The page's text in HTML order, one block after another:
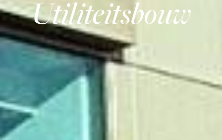
Utiliteitsbouw